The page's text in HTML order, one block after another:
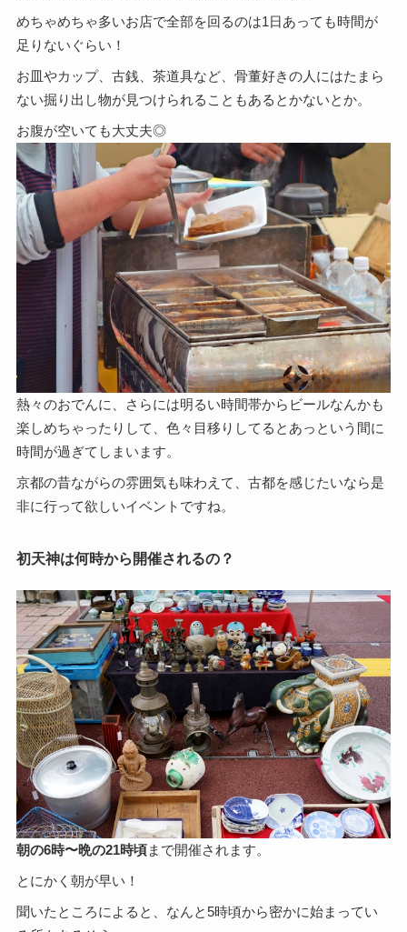
めちゃめちゃ多いお店で全部を回るのは1日あっても時間が
足りないぐらい！
お皿やカップ、古銭、茶道具など、骨董好きの人にはたまら
ない掘り出し物が見つけられることもあるとかないとか。
お腹が空いても大丈夫◎
熱々のおでんに、さらには明るい時間帯からビールなんかも
楽しめちゃったりして、色々目移りしてるとあっという間に
時間が過ぎてしまいます。
京都の昔ながらの雰囲気も味わえて、古都を感じたいなら是
非に行って欲しいイベントですね。
初天神は何時から開催されるの？
朝の6時〜晩の21時頃まで開催されます。
とにかく朝が早い！
聞いたところによると、なんと5時頃から密かに始まってい